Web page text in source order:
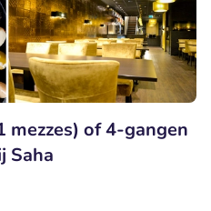
mezzes) of 4-gangen
Saha